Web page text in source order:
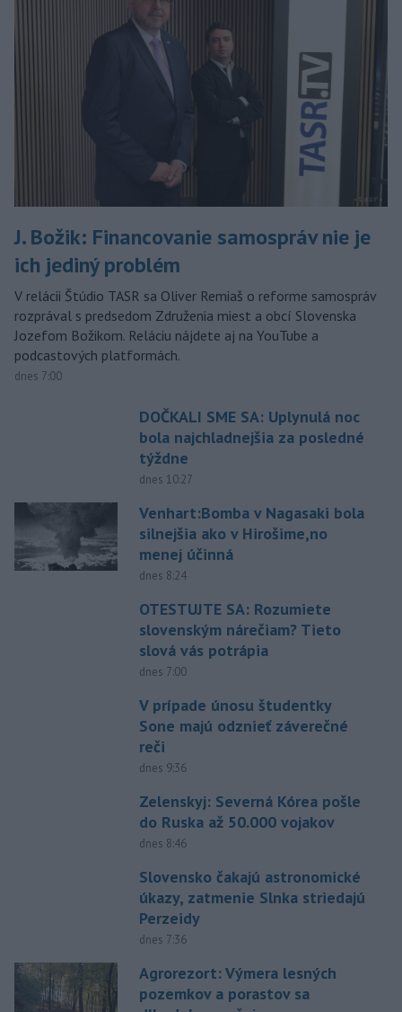
J. Božik: Financovanie samospráv nie je
ich jediný problém
V relácii Štúdio TASR sa Oliver Remiaš o reforme samospráv
rozprával s predsedom Združenia miest a obcí Slovenska
Jozefom Božikom. Reláciu nájdete aj na YouTube a
podcastových platformách.
dnes 7:00
DOČKALI SME SA: Uplynulá noc
bola najchladnejšia za posledné
týždne
dnes 10:27
Venhart:Bomba v Nagasaki bola
silnejšia ako v Hirošime,no
menej účinná
dnes 8:24
OTESTUJTE SA: Rozumiete
slovenským nárečiam? Tieto
slová vás potrápia
dnes 7:00
V prípade únosu študentky
Sone majú odznieť záverečné
reči
dnes 9:36
Zelenskyj: Severná Kórea pošle
do Ruska až 50.000 vojakov
dnes 8:46
Slovensko čakajú astronomické
úkazy, zatmenie Slnka striedajú
Perzeidy
dnes 7:36
Agrorezort: Výmera lesných
pozemkov a porastov sa